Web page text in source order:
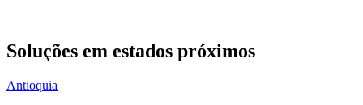
Soluções em estados próximos
Antioquia